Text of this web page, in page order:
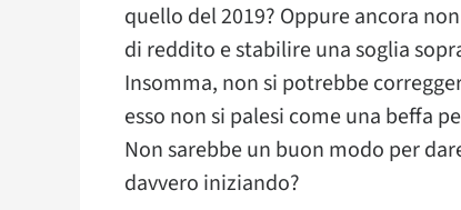
quello del 2019? Oppure ancora
di reddito e stabilire una soglia
Insomma, non si potrebbe
esso non si palesi come una beffa
Non sarebbe un buon modo per
davvero iniziando?